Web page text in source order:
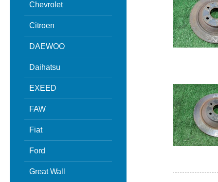
Chevrolet
Citroen
DAEWOO
Daihatsu
EXEED
FAW
Fiat
Ford
Great Wall